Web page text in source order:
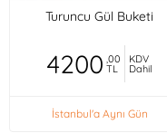
Turuncu Gül Buketi
4200 ,00
TL
KDV
Dahil
İstanbul'a Aynı Gün